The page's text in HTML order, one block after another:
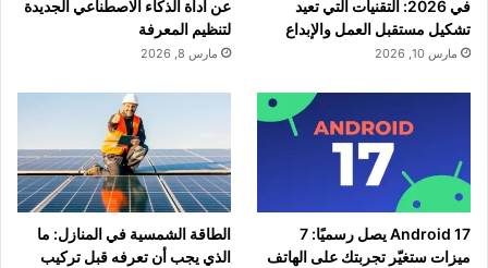
في 2026: التقنيات التي تعيد
تشكيل مستقبل العمل والإبداع
مارس 10, 2026
عن أداة الذكاء الاصطناعي الجديدة
لتنظيم المعرفة
مارس 8, 2026
Android 17 يصل رسميًا: 7
ميزات ستغيّر تجربتك على الهاتف
الطاقة الشمسية في المنازل: ما
الذي يجب أن تعرفه قبل تركيب